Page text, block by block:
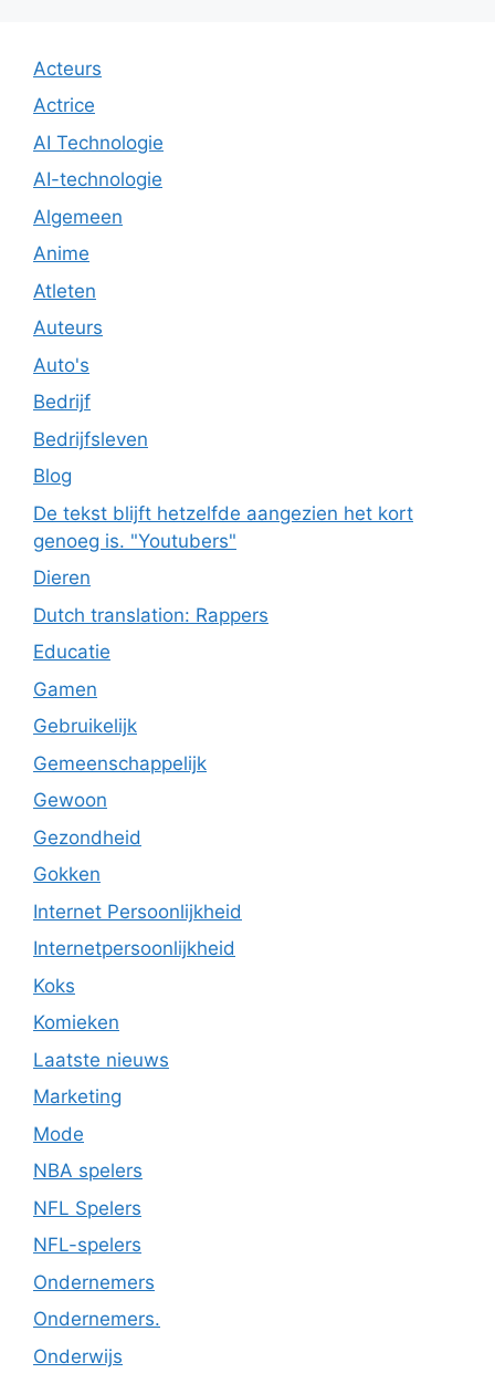
Acteurs
Actrice
AI Technologie
AI-technologie
Algemeen
Anime
Atleten
Auteurs
Auto's
Bedrijf
Bedrijfsleven
Blog
De tekst blijft hetzelfde aangezien het kort
genoeg is. "Youtubers"
Dieren
Dutch translation: Rappers
Educatie
Gamen
Gebruikelijk
Gemeenschappelijk
Gewoon
Gezondheid
Gokken
Internet Persoonlijkheid
Internetpersoonlijkheid
Koks
Komieken
Laatste nieuws
Marketing
Mode
NBA spelers
NFL Spelers
NFL-spelers
Ondernemers
Ondernemers.
Onderwijs